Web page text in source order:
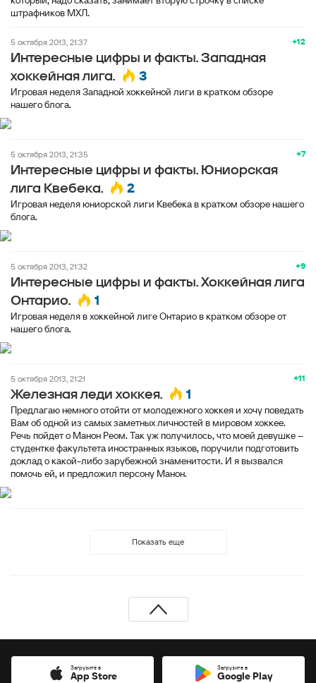
штрафников МХЛ.
+12
5 октября 2013, 21:37
Интересные цифры и факты. Западная
хоккейная лига.
3
Игровая неделя Западной хоккейной лиги в кратком обзоре
нашего блога.
+7
5 октября 2013, 21:35
Интересные цифры и факты. Юниорская
лига Квебека.
2
Игровая неделя юниорской лиги Квебека в кратком обзоре нашего
блога.
+9
5 октября 2013, 21:32
Интересные цифры и факты. Хоккейная лига
Онтарио.
1
Игровая неделя в хоккейной лиге Онтарио в кратком обзоре от
нашего блога.
+11
5 октября 2013, 21:21
Железная леди хоккея. 1
Предлагаю немного отойти от молодежного хоккея и хочу поведать
Вам об одной из самых заметных личностей в мировом хоккее.
Речь пойдет о Манон Реом. Так уж получилось, что моей девушке –
студентке факультета иностранных языков, поручили подготовить
доклад о какой-либо зарубежной знаменитости. И я вызвался
помочь ей, и предложил персону Манон.
Показать еще
Загрузите в
App Store
Загрузите в
Google Play